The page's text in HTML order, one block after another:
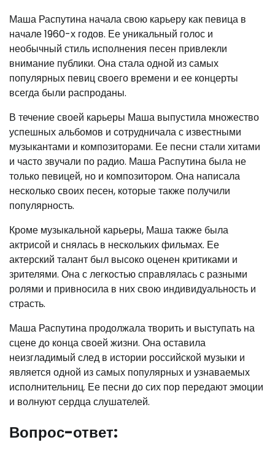
Маша Распутина начала свою карьеру как певица в
начале 1960-х годов. Ее уникальный голос и
необычный стиль исполнения песен привлекли
внимание публики. Она стала одной из самых
популярных певиц своего времени и ее концерты
всегда были распроданы.
В течение своей карьеры Маша выпустила множество
успешных альбомов и сотрудничала с известными
музыкантами и композиторами. Ее песни стали хитами
и часто звучали по радио. Маша Распутина была не
только певицей, но и композитором. Она написала
несколько своих песен, которые также получили
популярность.
Кроме музыкальной карьеры, Маша также была
актрисой и снялась в нескольких фильмах. Ее
актерский талант был высоко оценен критиками и
зрителями. Она с легкостью справлялась с разными
ролями и привносила в них свою индивидуальность и
страсть.
Маша Распутина продолжала творить и выступать на
сцене до конца своей жизни. Она оставила
неизгладимый след в истории российской музыки и
является одной из самых популярных и узнаваемых
исполнительниц. Ее песни до сих пор передают эмоции
и волнуют сердца слушателей.
Вопрос-ответ: